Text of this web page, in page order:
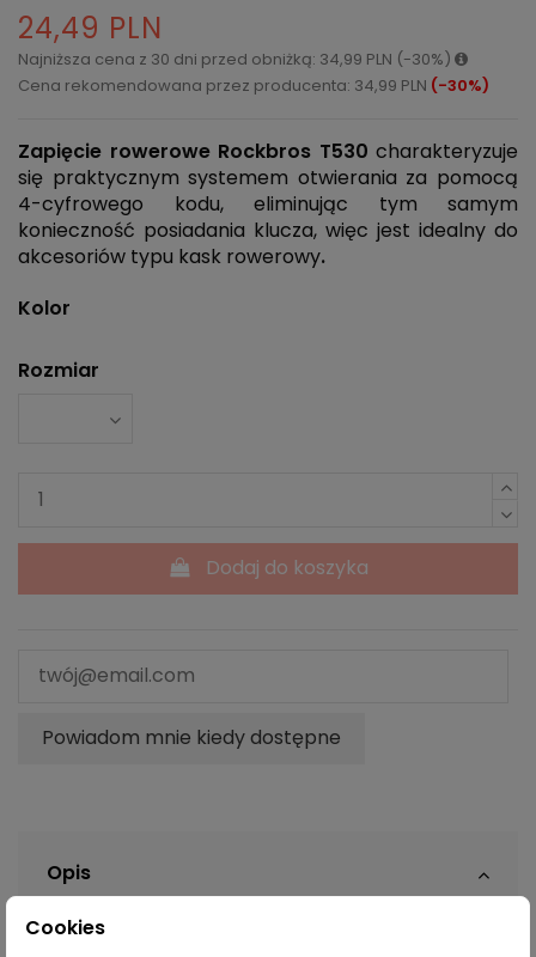
24,49 PLN
Najniższa cena z 30 dni przed obniżką: 34,99 PLN (-30%)
Cena rekomendowana przez producenta: 34,99 PLN (-30%)
Zapięcie rowerowe Rockbros T530 charakteryzuje
się praktycznym systemem otwierania za pomocą
4-cyfrowego kodu, eliminując tym samym
konieczność posiadania klucza, więc jest idealny do
akcesoriów typu kask rowerowy.
Kolor
Rozmiar
Dodaj do koszyka
Powiadom mnie kiedy dostępne
Opis
Cookies